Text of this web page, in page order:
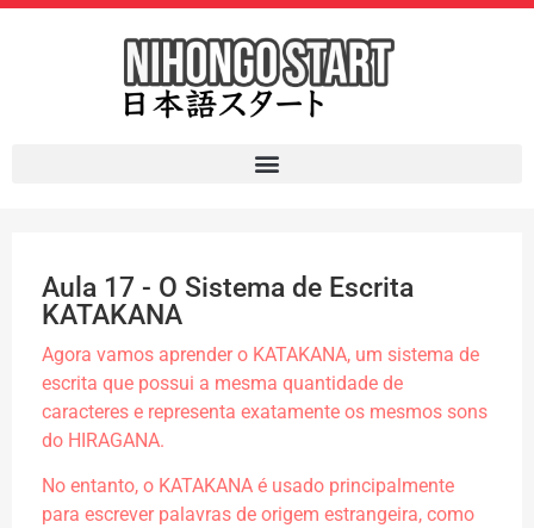
Aula 17 - O Sistema de Escrita
KATAKANA
Agora vamos aprender o KATAKANA, um sistema de
escrita que possui a mesma quantidade de
caracteres e representa exatamente os mesmos sons
do HIRAGANA.
No entanto, o KATAKANA é usado principalmente
para escrever palavras de origem estrangeira, como